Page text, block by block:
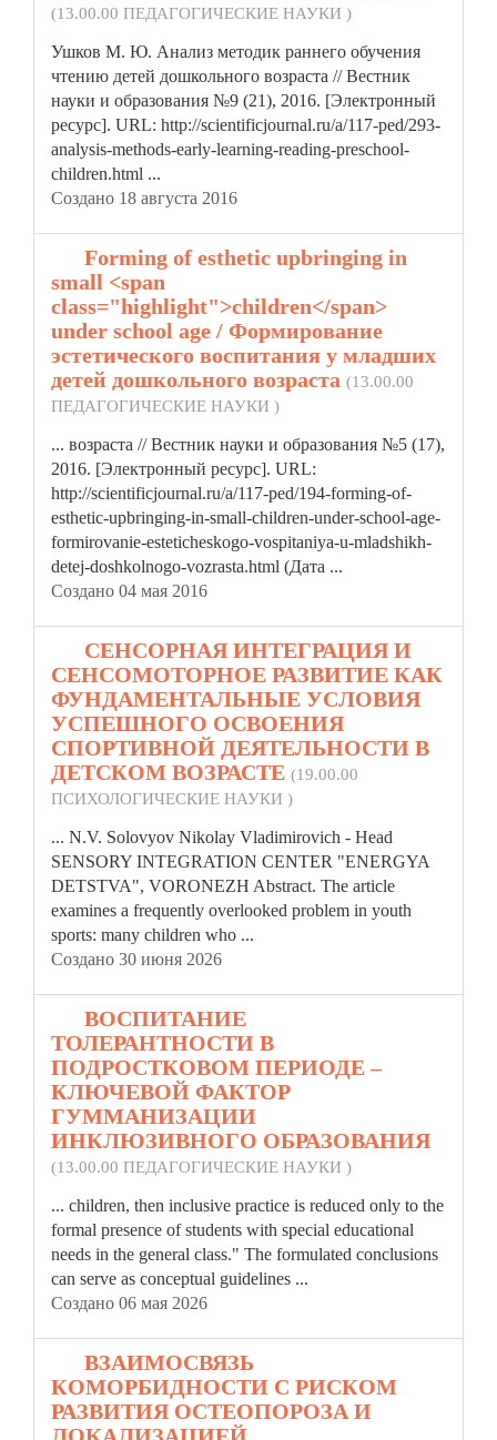
(13.00.00 ПЕДАГОГИЧЕСКИЕ НАУКИ )
Ушков М. Ю. Анализ методик раннего обучения
чтению детей дошкольного возраста // Вестник
науки и образования №9 (21), 2016. [Электронный
ресурс]. URL: http://scientificjournal.ru/a/117-ped/293-
analysis-methods-early-learning-reading-preschool-
children.html ...
Создано 18 августа 2016
Forming of esthetic upbringing in
small <span
class="highlight">children</span>
under school age / Формирование
эстетического воспитания у младших
детей дошкольного возраста (13.00.00
ПЕДАГОГИЧЕСКИЕ НАУКИ )
... возраста // Вестник науки и образования №5 (17),
2016. [Электронный ресурс]. URL:
http://scientificjournal.ru/a/117-ped/194-forming-of-
esthetic-upbringing-in-small-children-under-school-age-
formirovanie-esteticheskogo-vospitaniya-u-mladshikh-
detej-doshkolnogo-vozrasta.html (Дата ...
Создано 04 мая 2016
СЕНСОРНАЯ ИНТЕГРАЦИЯ И
СЕНСОМОТОРНОЕ РАЗВИТИЕ КАК
ФУНДАМЕНТАЛЬНЫЕ УСЛОВИЯ
УСПЕШНОГО ОСВОЕНИЯ
СПОРТИВНОЙ ДЕЯТЕЛЬНОСТИ В
ДЕТСКОМ ВОЗРАСТЕ (19.00.00
ПСИХОЛОГИЧЕСКИЕ НАУКИ )
... N.V. Solovyov Nikolay Vladimirovich - Head
SENSORY INTEGRATION CENTER "ENERGYA
DETSTVA", VORONEZH Abstract. The article
examines a frequently overlooked problem in youth
sports: many children who ...
Создано 30 июня 2026
ВОСПИТАНИЕ
ТОЛЕРАНТНОСТИ В
ПОДРОСТКОВОМ ПЕРИОДЕ –
КЛЮЧЕВОЙ ФАКТОР
ГУММАНИЗАЦИИ
ИНКЛЮЗИВНОГО ОБРАЗОВАНИЯ
(13.00.00 ПЕДАГОГИЧЕСКИЕ НАУКИ )
... children, then inclusive practice is reduced only to the
formal presence of students with special educational
needs in the general class." The formulated conclusions
can serve as conceptual guidelines ...
Создано 06 мая 2026
ВЗАИМОСВЯЗЬ
КОМОРБИДНОСТИ С РИСКОМ
РАЗВИТИЯ ОСТЕОПОРОЗА И